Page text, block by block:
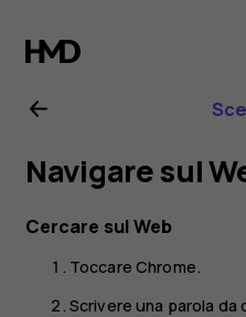
Manuale
d'uso
del
Nokia
G21
Navigare sul
Cercare sul Web
ToccareChrome.
Scrivere una parola da